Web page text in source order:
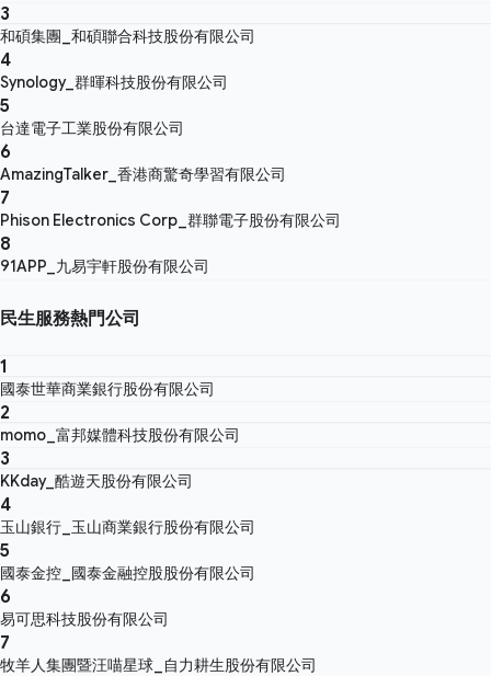
3
和碩集團_和碩聯合科技股份有限公司
4
Synology_群暉科技股份有限公司
5
台達電子工業股份有限公司
6
AmazingTalker_香港商驚奇學習有限公司
7
Phison Electronics Corp_群聯電子股份有限公司
8
91APP_九易宇軒股份有限公司
民生服務熱門公司
1
國泰世華商業銀行股份有限公司
2
momo_富邦媒體科技股份有限公司
3
KKday_酷遊天股份有限公司
4
玉山銀行_玉山商業銀行股份有限公司
5
國泰金控_國泰金融控股股份有限公司
6
易可思科技股份有限公司
7
牧羊人集團暨汪喵星球_自力耕生股份有限公司